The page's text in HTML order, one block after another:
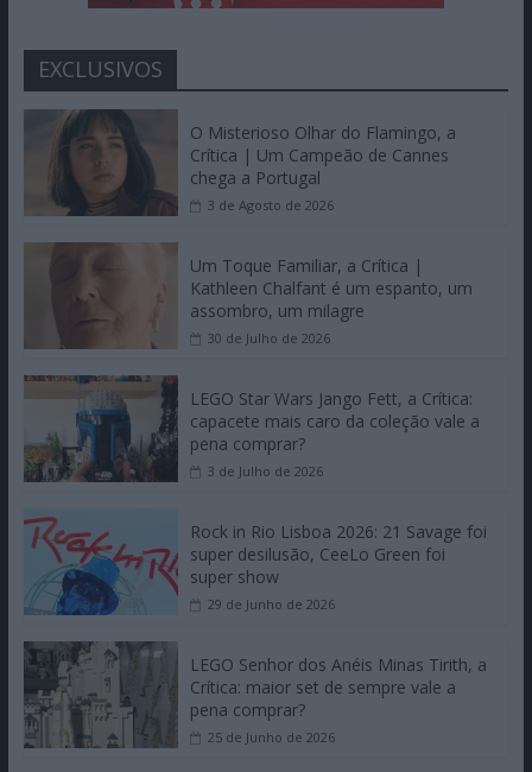
EXCLUSIVOS
O Misterioso Olhar do Flamingo, a
Crítica | Um Campeão de Cannes
chega a Portugal
3 de Agosto de 2026
Um Toque Familiar, a Crítica |
Kathleen Chalfant é um espanto, um
assombro, um milagre
30 de Julho de 2026
LEGO Star Wars Jango Fett, a Crítica:
capacete mais caro da coleção vale a
pena comprar?
3 de Julho de 2026
Rock in Rio Lisboa 2026: 21 Savage foi
super desilusão, CeeLo Green foi
super show
29 de Junho de 2026
LEGO Senhor dos Anéis Minas Tirith, a
Crítica: maior set de sempre vale a
pena comprar?
25 de Junho de 2026